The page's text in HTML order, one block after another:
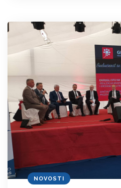
NOVOSTI